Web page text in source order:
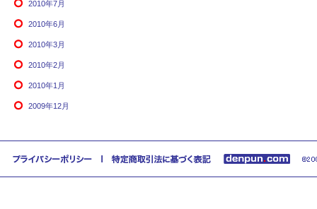
2010年7月
2010年6月
2010年3月
2010年2月
2010年1月
2009年12月